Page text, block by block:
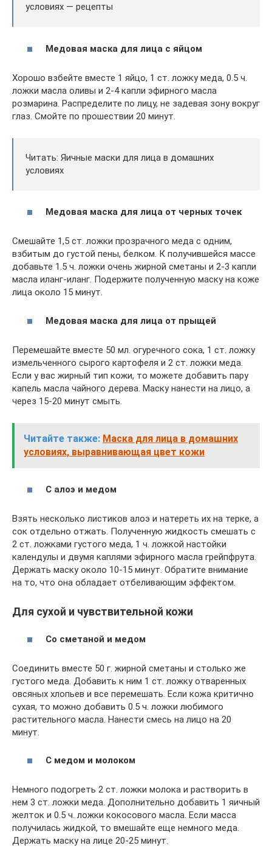
условиях — рецепты
Медовая маска для лица с яйцом
Хорошо взбейте вместе 1 яйцо, 1 ст. ложку меда, 0.5 ч.
ложки масла оливы и 2-4 капли эфирного масла
розмарина. Распределите по лицу, не задевая зону вокруг
глаз. Смойте по прошествии 20 минут.
Читать: Яичные маски для лица в домашних
условиях
Медовая маска для лица от черных точек
Смешайте 1,5 ст. ложки прозрачного меда с одним,
взбитым до густой пены, белком. К получившейся массе
добавьте 1.5 ч. ложки очень жирной сметаны и 2-3 капли
масла иланг-иланг. Подержите полученную маску на коже
лица около 15 минут.
Медовая маска для лица от прыщей
Перемешайте вместе 50 мл. огуречного сока, 1 ст. ложку
измельченного сырого картофеля и 2 ст. ложки меда.
Если у вас жирный тип кожи, то можете добавить пару
капель масла чайного дерева. Маску нанести на лицо, а
через 15-20 минут смыть.
Читайте также: Маска для лица в домашних
условиях, выравнивающая цвет кожи
С алоэ и медом
Взять несколько листиков алоэ и натереть их на терке, а
сок отдельно отжать. Полученную жидкость смешать с
2 ст. ложками густого меда, 1 ч. ложкой настойки
календулы и двумя каплями эфирного масла грейпфрута.
Держать маску около 10-15 минут. Обратите внимание
на то, что она обладает отбеливающим эффектом.
Для сухой и чувствительной кожи
Со сметаной и медом
Соединить вместе 50 г. жирной сметаны и столько же
густого меда. Добавить к ним 1 ст. ложку отваренных
овсяных хлопьев и все перемешать. Если кожа критично
сухая, то можно добавить 0.5 ч. ложки любимого
растительного масла. Нанести смесь на лицо на 20
минут.
С медом и молоком
Немного подогреть 2 ст. ложки молока и растворить в
нем 3 ст. ложки меда. Дополнительно добавить 1 яичный
желток и 0.5 ч. ложки кокосового масла. Если масса
получилась жидкой, то вмешайте еще немного меда.
Держать маску на лице 20-25 минут.